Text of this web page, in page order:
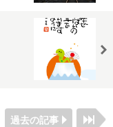
過去の記事